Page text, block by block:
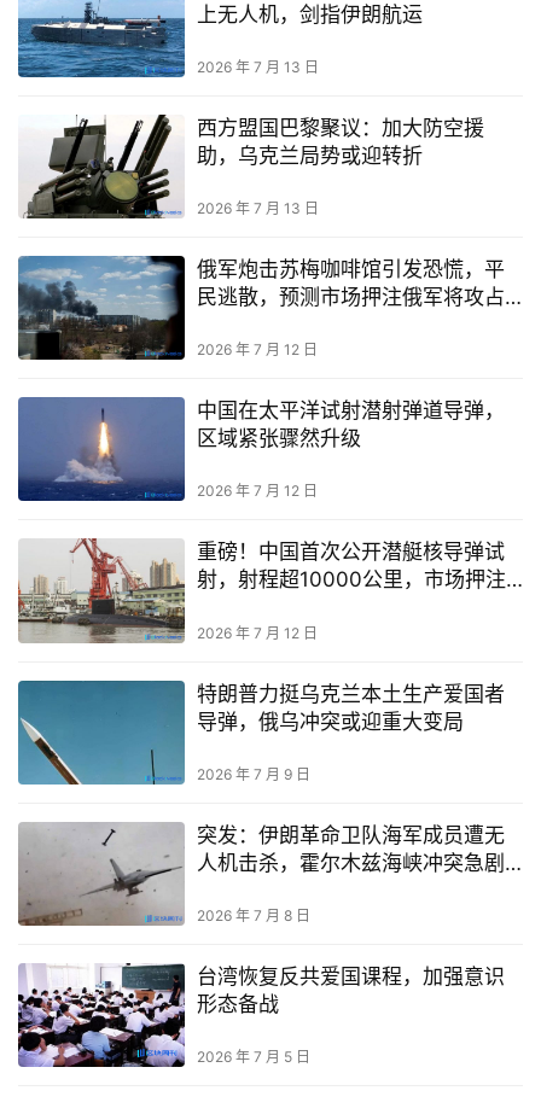
上无人机，剑指伊朗航运
2026 年 7 月 13 日
西方盟国巴黎聚议：加大防空援
助，乌克兰局势或迎转折
2026 年 7 月 13 日
俄军炮击苏梅咖啡馆引发恐慌，平
民逃散，预测市场押注俄军将攻占
2026 年 7 月 12 日
中国在太平洋试射潜射弹道导弹，
区域紧张骤然升级
2026 年 7 月 12 日
重磅！中国首次公开潜艇核导弹试
射，射程超10000公里，市场押注
2026 年 7 月 12 日
特朗普力挺乌克兰本土生产爱国者
导弹，俄乌冲突或迎重大变局
2026 年 7 月 9 日
突发：伊朗革命卫队海军成员遭无
人机击杀，霍尔木兹海峡冲突急剧
2026 年 7 月 8 日
台湾恢复反共爱国课程，加强意识
形态备战
2026 年 7 月 5 日